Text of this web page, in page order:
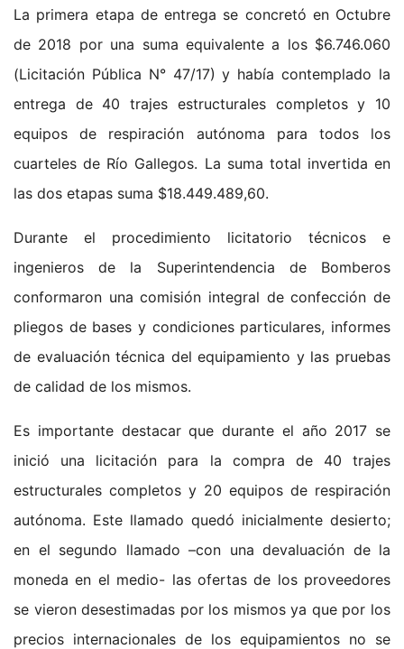
La primera etapa de entrega se concretó en Octubre
de 2018 por una suma equivalente a los $6.746.060
(Licitación Pública N° 47/17) y había contemplado la
entrega de 40 trajes estructurales completos y 10
equipos de respiración autónoma para todos los
cuarteles de Río Gallegos. La suma total invertida en
las dos etapas suma $18.449.489,60.
Durante el procedimiento licitatorio técnicos e
ingenieros de la Superintendencia de Bomberos
conformaron una comisión integral de confección de
pliegos de bases y condiciones particulares, informes
de evaluación técnica del equipamiento y las pruebas
de calidad de los mismos.
Es importante destacar que durante el año 2017 se
inició una licitación para la compra de 40 trajes
estructurales completos y 20 equipos de respiración
autónoma. Este llamado quedó inicialmente desierto;
en el segundo llamado –con una devaluación de la
moneda en el medio- las ofertas de los proveedores
se vieron desestimadas por los mismos ya que por los
precios internacionales de los equipamientos no se